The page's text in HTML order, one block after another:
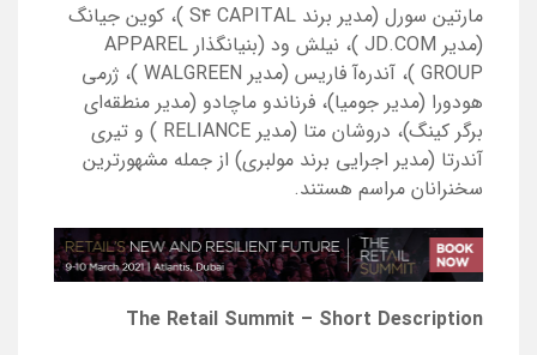
مارتین سورل (مدیر برند S۴ CAPITAL )، کوین جیانگ
(مدیر JD.COM )، نیلش ود (بنیانگذار APPAREL
GROUP )، آندره‌آ فاریس (مدیر WALGREEN )، ژرمی
هودورا (مدیر جومیا)، فرناندو ماچادو (مدیر منطقه‌ای
برگر کینگ)، دروشان متا (مدیر RELIANCE ) و تیری
آندرتا (مدیر اجرایی برند مولبری) از جمله مشهورترین
سخنرانان مراسم هستند.
The Retail Summit – Short Description